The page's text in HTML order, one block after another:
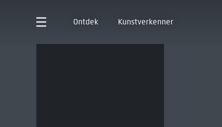
Ontdek Kunstverkenner